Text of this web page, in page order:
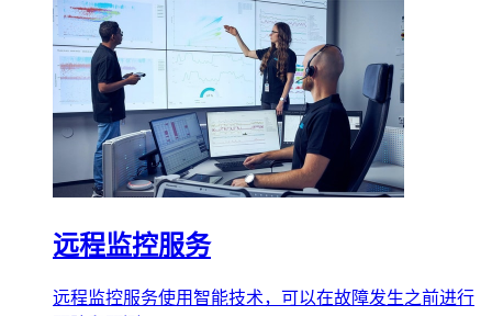
远程监控服务
远程监控服务使用智能技术，可以在故障发生之前进行